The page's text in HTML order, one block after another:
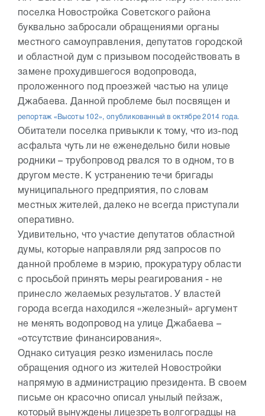
поселка Новостройка Советского района
буквально забросали обращениями органы
местного самоуправления, депутатов городской
и областной дум с призывом посодействовать в
замене прохудившегося водопровода,
проложенного под проезжей частью на улице
Джабаева. Данной проблеме был посвящен и
репортаж «Высоты 102», опубликованный в октябре 2014 года.
Обитатели поселка привыкли к тому, что из-под
асфальта чуть ли не еженедельно били новые
родники – трубопровод рвался то в одном, то в
другом месте. К устранению течи бригады
муниципального предприятия, по словам
местных жителей, далеко не всегда приступали
оперативно.
Удивительно, что участие депутатов областной
думы, которые направляли ряд запросов по
данной проблеме в мэрию, прокуратуру области
с просьбой принять меры реагирования - не
принесло желаемых результатов. У властей
города всегда находился «железный» аргумент
не менять водопровод на улице Джабаева –
«отсутствие финансирования».
Однако ситуация резко изменилась после
обращения одного из жителей Новостройки
напрямую в администрацию президента. В своем
письме он красочно описал унылый пейзаж,
который вынуждены лицезреть волгоградцы на